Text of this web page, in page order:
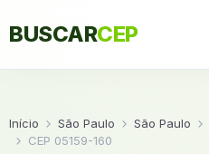
BUSCARCEP
Início São Paulo São Paulo
CEP 05159-160